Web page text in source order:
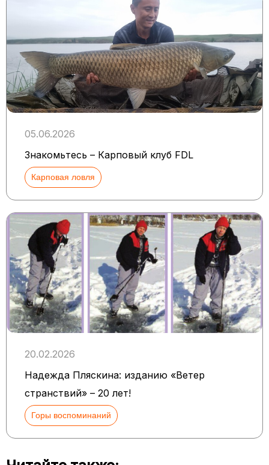
05.06.2026
Знакомьтесь – Карповый клуб FDL
Карповая ловля
20.02.2026
Надежда Пляскина: изданию «Ветер
странствий» – 20 лет!
Горы воспоминаний